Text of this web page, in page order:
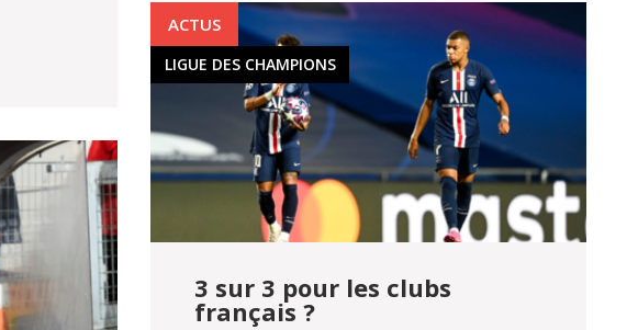
ACTUS
LIGUE DES CHAMPIONS
3 sur 3 pour les clubs
français ?